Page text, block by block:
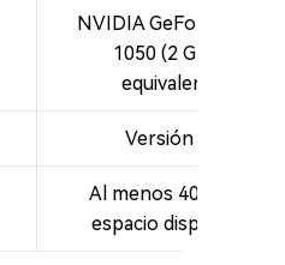
NVIDIA GeForce GTX
1050 (2 GB) o
equivalente
Versión 11
Al menos 40 GB de
espacio disponible